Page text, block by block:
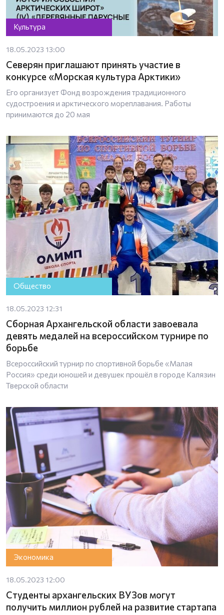
Культура
18.05.2023 13:00
Северян приглашают принять участие в
конкурсе «Морская культура Арктики»
Его организует Фонд возрождения традиционного
судостроения и арктического мореплавания. Работы
принимаются до 20 мая
Общество
18.05.2023 12:31
Сборная Архангельской области завоевала
девять медалей на всероссийском турнире по
борьбе
Всероссийский турнир по спортивной борьбе «Малая
Россия» среди юношей и девушек прошёл в городе Калязин
Тверской области
Экономика
18.05.2023 12:00
Студенты архангельских ВУЗов могут
получить миллион рублей на развитие стартапа